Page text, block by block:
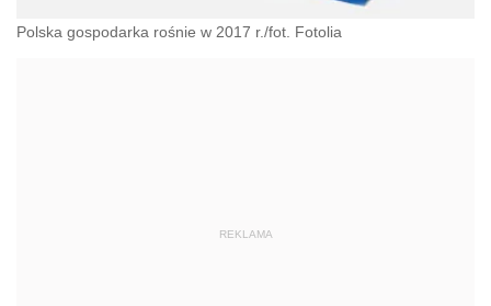
Polska gospodarka rośnie w 2017 r./fot. Fotolia